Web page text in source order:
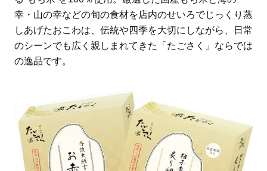
幸・山の幸などの旬の食材を店内のせいろでじっくり蒸
しあげたおこわは、伝統や四季を大切にしながら、日常
のシーンでも広く親しまれてきた「たごさく」ならでは
の逸品です。